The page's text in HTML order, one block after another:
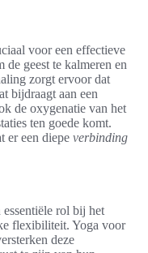
voor een effectieve
de geest te kalmeren en
zorgt ervoor dat
bijdraagt aan een
de oxygenatie van het
ten goede komt.
er een diepe verbinding
rol bij het
flexibiliteit. Yoga voor
deze